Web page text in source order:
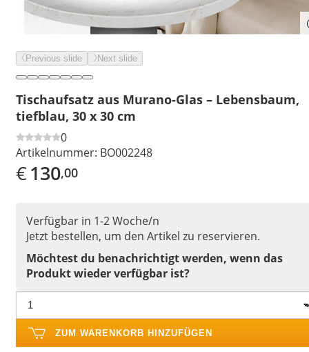
Previous slide Next slide
Tischaufsatz aus Murano-Glas – Lebensbaum,
tiefblau, 30 x 30 cm
0
Artikelnummer: BO002248
€130,00
Verfügbar in 1-2 Woche/n
Jetzt bestellen, um den Artikel zu reservieren.
Möchtest du benachrichtigt werden, wenn das
Produkt wieder verfügbar ist?
ZUM WARENKORB HINZUFÜGEN